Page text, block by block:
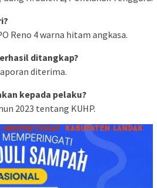
Reno 4 warna hitam angkasa.
ditangkap?
diterima.
kepada pelaku?
2023 tentang KUHP.